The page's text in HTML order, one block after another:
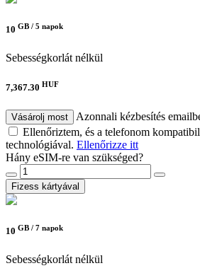
10 GB / 5 napok
Sebességkorlát nélkül
7,367.30 HUF
Vásárolj most
Azonnali kézbesítés
Ellenőriztem, és a telefonom
technológiával. Ellenőrizze itt
Hány eSIM-re van szükséged?
Fizess kártyával
10 GB / 7 napok
Sebességkorlát nélkül